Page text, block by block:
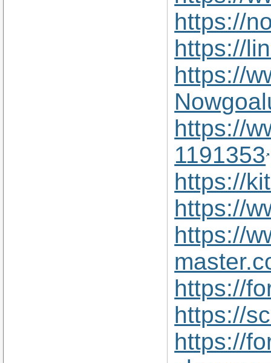
https://
https://
https://
https://
1191353
https://
https://
https://
https://
https://
https://